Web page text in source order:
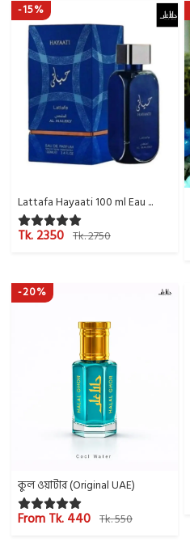
-15%
Lattafa Hayaati 100 ml Eau ...
Tk. 2350 Tk. 2750
-20%
কুল ওয়াটার (Original UAE)
From Tk. 440 Tk. 550